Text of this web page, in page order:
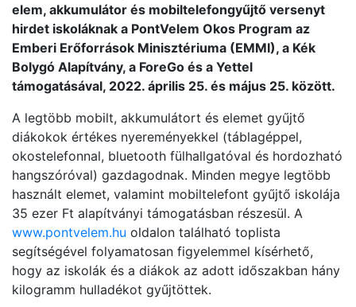
elem, akkumulátor és mobiltelefongyűjtő versenyt
hirdet iskoláknak a PontVelem Okos Program az
Emberi Erőforrások Minisztériuma (EMMI), a Kék
Bolygó Alapítvány, a ForeGo és a Yettel
támogatásával, 2022. április 25. és május 25. között.
A legtöbb mobilt, akkumulátort és elemet gyűjtő
diákokok értékes nyereményekkel (táblagéppel,
okostelefonnal, bluetooth fülhallgatóval és hordozható
hangszóróval) gazdagodnak. Minden megye legtöbb
használt elemet, valamint mobiltelefont gyűjtő iskolája
35 ezer Ft alapítványi támogatásban részesül. A
www.pontvelem.hu oldalon található toplista
segítségével folyamatosan figyelemmel kísérhető,
hogy az iskolák és a diákok az adott időszakban hány
kilogramm hulladékot gyűjtöttek.